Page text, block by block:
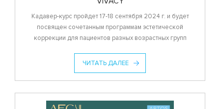
Кадавер-курс пройдет 17-18 сентября 2024 г. и будет
посвящен сочетанным программам эстетической
коррекции для пациентов разных возрастных групп
ЧИТАТЬ ДАЛЕЕ